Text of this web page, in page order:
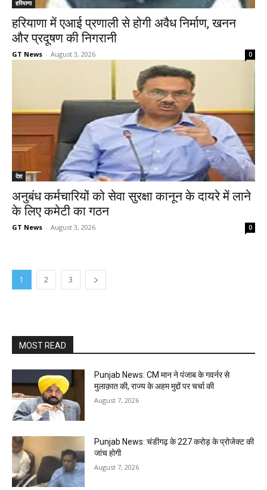
हरियाणा
हरियाणा में एआई प्रणाली से होगी अवैध निर्माण, खनन
और प्रदूषण की निगरानी
GT News - August 3, 2026 0
देश
अनुबंध कर्मचारियों को सेवा सुरक्षा कानून के दायरे में लाने
के लिए कमेटी का गठन
GT News - August 3, 2026 0
1 2 3
MOST READ
Punjab News: CM मान ने पंजाब के गवर्नर से
मुलाक़ात की, राज्य के अहम मुद्दों पर चर्चा की
August 7, 2026
Punjab News: चंडीगढ़ के ₹227 करोड़ के प्रोजेक्ट की
जांच होगी
August 7, 2026